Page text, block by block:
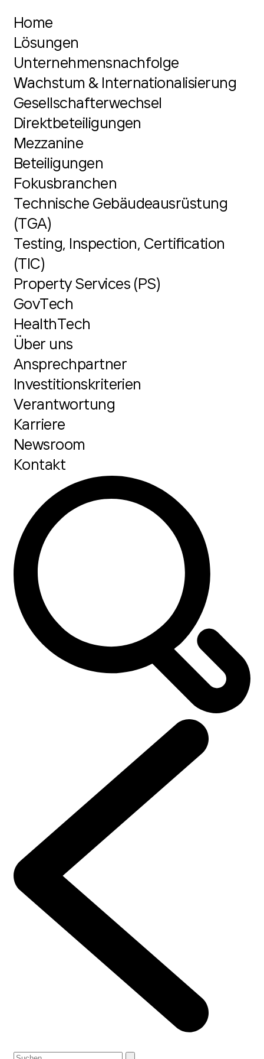
Home
Lösungen
Unternehmensnachfolge
Wachstum & Internationalisierung
Gesellschafterwechsel
Direktbeteiligungen
Mezzanine
Beteiligungen
Fokusbranchen
Technische Gebäudeausrüstung
(TGA)
Testing, Inspection, Certification
(TIC)
Property Services (PS)
GovTech
HealthTech
Über uns
Ansprechpartner
Investitionskriterien
Verantwortung
Karriere
Newsroom
Kontakt